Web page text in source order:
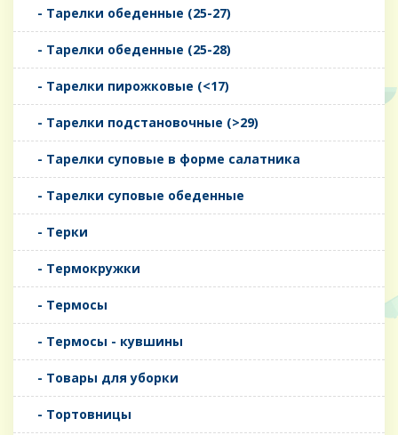
- Тарелки обеденные (25-27)
- Тарелки обеденные (25-28)
- Тарелки пирожковые (<17)
- Тарелки подстановочные (>29)
- Тарелки суповые в форме салатника
- Тарелки суповые обеденные
- Терки
- Термокружки
- Термосы
- Термосы - кувшины
- Товары для уборки
- Тортовницы